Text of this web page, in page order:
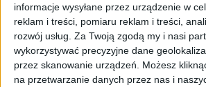
informacje wysyłane przez urządzenie w
reklam i treści, pomiaru reklam i treści,
rozwój usług. Za Twoją zgodą my i nasi
wykorzystywać precyzyjne dane
przez skanowanie urządzeń. Możesz
na przetwarzanie danych przez nas i
Zdjęcie ilustracyjneFoto: Ju
Ile trzeba czekać na nowy
zależy od tego, ile emituje CO2!